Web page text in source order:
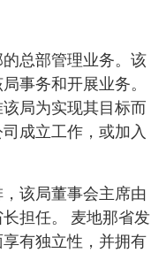
总部管理业务。该
事务和开展业务。
局为实现其目标而
成立工作，或加入
该局董事会主席由
担任。 麦地那省发
有独立性，并拥有